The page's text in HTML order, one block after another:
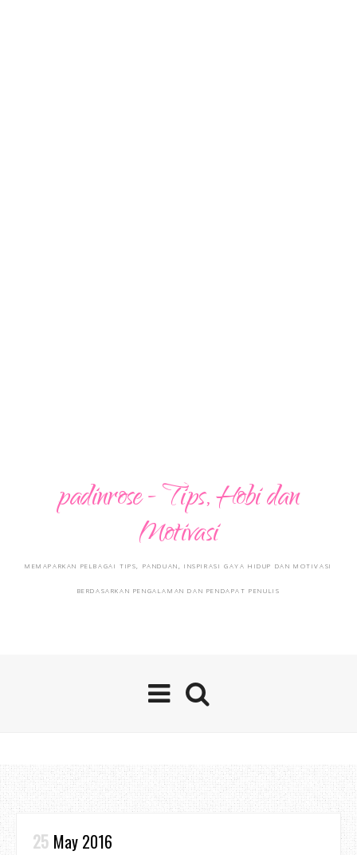
padinrose - Tips, Hobi dan
Motivasi
MEMAPARKAN PELBAGAI TIPS, PANDUAN, INSPIRASI GAYA HIDUP DAN MOTIVASI
BERDASARKAN PENGALAMAN DAN PENDAPAT PENULIS
25 May 2016